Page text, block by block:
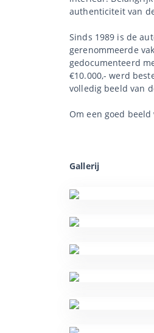
authenticiteit van
Sinds 1989 is de
gerenommeerde
gedocumenteerd
€10.000,- werd
volledig beeld van
Om een goed
Gallerij